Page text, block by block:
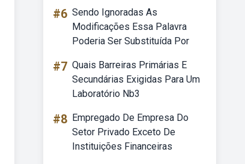
#6 Sendo Ignoradas As
Modificações Essa Palavra
Poderia Ser Substituída Por
#7 Quais Barreiras Primárias E
Secundárias Exigidas Para Um
Laboratório Nb3
#8 Empregado De Empresa Do
Setor Privado Exceto De
Instituições Financeiras